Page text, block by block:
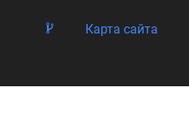
Карта сайта